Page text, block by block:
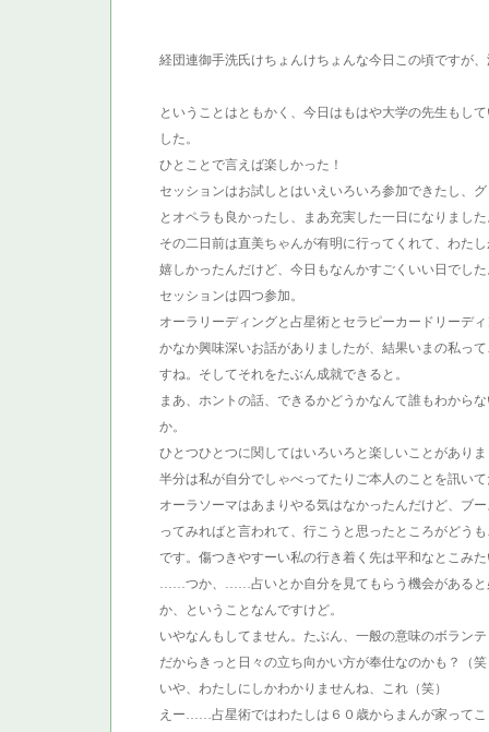
経団連御手洗氏けちょんけちょんな今日この頃ですが
ということはともかく、今日はもはや大学の先生もし
した。
ひとことで言えば楽しかった！
セッションはお試しとはいえいろいろ参加できたし、
とオペラも良かったし、まあ充実した一日になりました
その二日前は直美ちゃんが有明に行ってくれて、わた
嬉しかったんだけど、今日もなんかすごくいい日でした
セッションは四つ参加。
オーラリーディングと占星術とセラピーカードリーデ
かなか興味深いお話がありましたが、結果いまの私っ
すね。そしてそれをたぶん成就できると。
まあ、ホントの話、できるかどうかなんて誰もわから
か。
ひとつひとつに関してはいろいろと楽しいことがあり
半分は私が自分でしゃべってたりご本人のことを訊い
オーラソーマはあまりやる気はなかったんだけど、ブ
ってみればと言われて、行こうと思ったところがど
です。傷つきやすーい私の行き着く先は平和なとこみ
……つか、……占いとか自分を見てもらう機会があると
か、ということなんですけど。
いやなんもしてません。たぶん、一般の意味のボラン
だからきっと日々の立ち向かい方が奉仕なのかも？（笑
いや、わたしにしかわかりませんね、これ（笑）
えー……占星術ではわたしは６０歳からまんが家って